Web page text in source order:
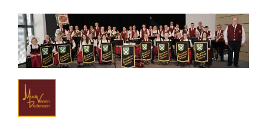
Zum
Inhalt
springen